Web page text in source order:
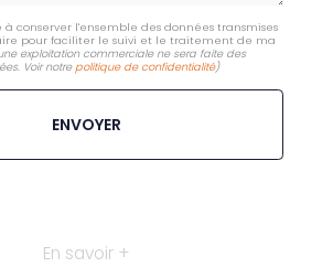
à conserver l'ensemble des données transmises
pour faciliter le suivi et le traitement de ma
exploitation commerciale ne sera faite des
Voir notrepolitique de confidentialité)
En savoir +